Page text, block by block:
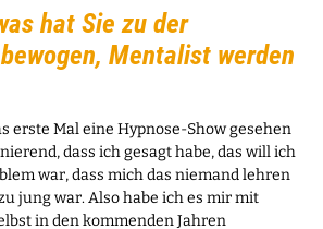
hat Sie zu der
Mentalist werden
erste Mal eine Hypnose-Show gesehen
dass ich gesagt habe, das will ich
war, dass mich das niemand lehren
jung war. Also habe ich es mir mit
in den kommenden Jahren